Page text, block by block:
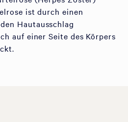
ist durch einen
Hautausschlag
auf einer Seite des Körpers